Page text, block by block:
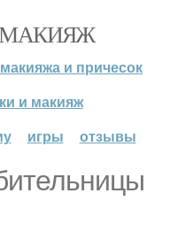
МАКИЯЖ
и причесок
и макияж
игры отзывы